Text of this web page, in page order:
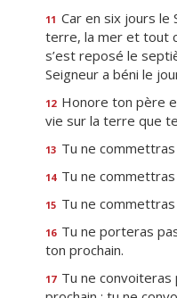
11 Car en six jours le
terre, la mer et tout
s’est reposé le
Seigneur a béni le
12 Honore ton père
vie sur la terre que
13 Tu ne
14 Tu ne commettras
15 Tu ne
16 Tu ne porteras
ton prochain.
17 Tu ne convoiteras